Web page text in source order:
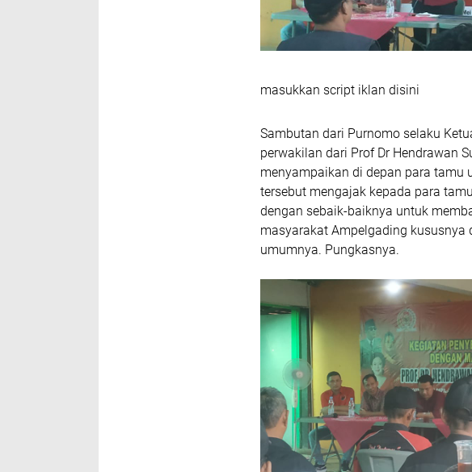
masukkan script iklan disini
Sambutan dari Purnomo selaku
perwakilan dari Prof Dr Hendrawan
menyampaikan di depan para tamu
tersebut mengajak kepada para
dengan sebaik-baiknya untuk
masyarakat Ampelgading kususnya
umumnya. Pungkasnya.